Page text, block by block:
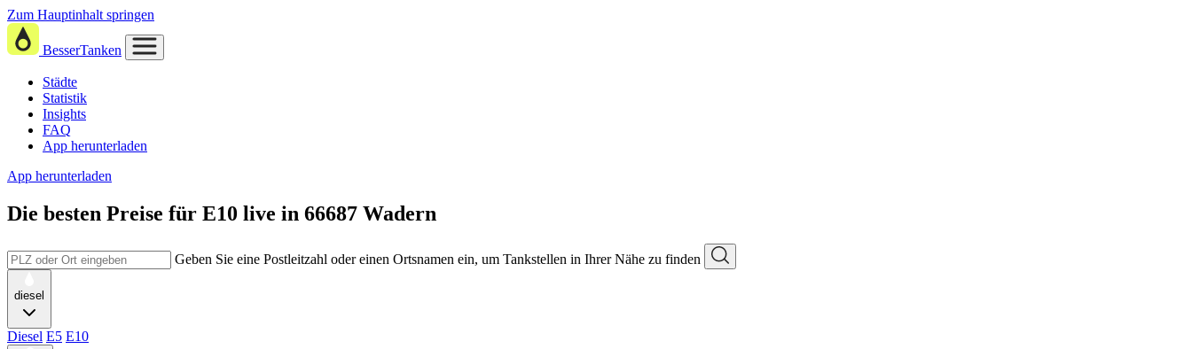
Zum Hauptinhalt springen
BesserTanken
Städte
Statistik
Insights
FAQ
App herunterladen
App herunterladen
Die besten Preise für E10 live in 66687 Wadern
Geben Sie eine Postleitzahl oder einen Ortsnamen ein, um Tankstellen in Ihrer Nähe zu finden
diesel
Diesel E5 E10